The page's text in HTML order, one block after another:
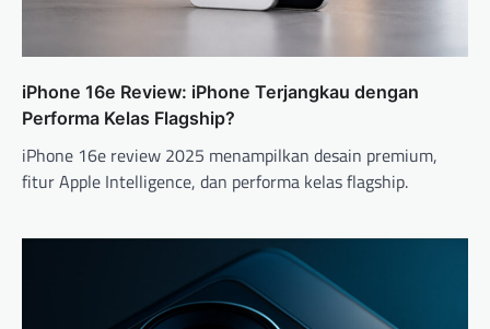
iPhone 16e Review: iPhone Terjangkau dengan
Performa Kelas Flagship?
iPhone 16e review 2025 menampilkan desain premium,
fitur Apple Intelligence, dan performa kelas flagship.